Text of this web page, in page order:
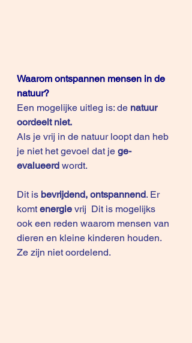
Waarom ontspannen mensen in de
natuur?
Een mogelijke uitleg is: de natuur
oordeelt niet.
Als je vrij in de natuur loopt dan heb
je niet het gevoel dat je ge-
evalueerd wordt.
Dit is bevrijdend, ontspannend. Er
komt energie vrij  Dit is mogelijks
ook een reden waarom mensen van
dieren en kleine kinderen houden.
Ze zijn niet oordelend.